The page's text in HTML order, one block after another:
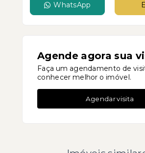
WhatsApp
Agende agora sua
Faça um agendamento de
conhecer melhor o imóvel.
Agendar visita